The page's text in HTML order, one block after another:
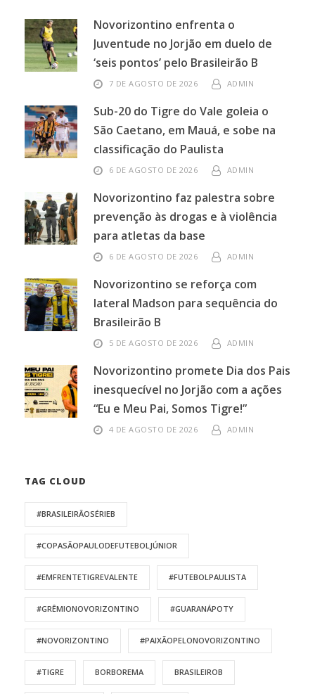
Novorizontino enfrenta o
Juventude no Jorjão em duelo de
‘seis pontos’ pelo Brasileirão B
7 DE AGOSTO DE 2026 ADMIN
Sub-20 do Tigre do Vale goleia o
São Caetano, em Mauá, e sobe na
classificação do Paulista
6 DE AGOSTO DE 2026 ADMIN
Novorizontino faz palestra sobre
prevenção às drogas e à violência
para atletas da base
6 DE AGOSTO DE 2026 ADMIN
Novorizontino se reforça com
lateral Madson para sequência do
Brasileirão B
5 DE AGOSTO DE 2026 ADMIN
Novorizontino promete Dia dos Pais
inesquecível no Jorjão com a ações
“Eu e Meu Pai, Somos Tigre!”
4 DE AGOSTO DE 2026 ADMIN
TAG CLOUD
#BRASILEIRÃOSÉRIEB
#COPASÃOPAULODEFUTEBOLJÚNIOR
#EMFRENTETIGREVALENTE #FUTEBOLPAULISTA
#GRÊMIONOVORIZONTINO #GUARANÁPOTY
#NOVORIZONTINO #PAIXÃOPELONOVORIZONTINO
#TIGRE BORBOREMA BRASILEIROB